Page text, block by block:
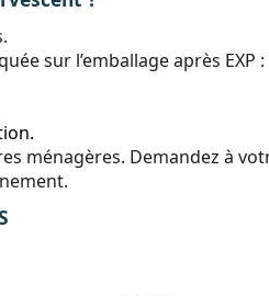
sur l’emballage après
ménagères. Demandez à